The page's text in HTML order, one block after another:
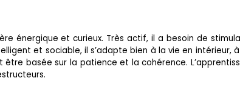
énergique et curieux. Très actif, il a besoin de
et sociable, il s’adapte bien à la vie en
basée sur la patience et la cohérence.